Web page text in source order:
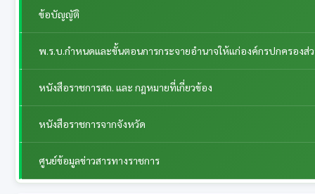
ข้อบัญญัติ
พ.ร.บ.กำหนดและขั้นตอนการกระจายอำนาจให้แก่องค์กรปกครอง
หนังสือราชการสถ. และ กฎหมายที่เกี่ยวข้อง
หนังสือราชการจากจังหวัด
ศูนย์ข้อมูลข่าวสารทางราชการ